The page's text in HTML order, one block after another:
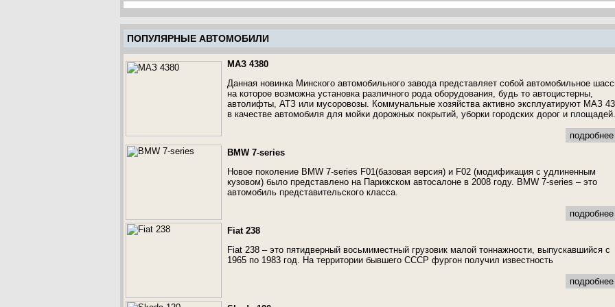
ПОПУЛЯРНЫЕ АВТОМОБИЛИ
МАЗ 4380
Данная новинка Минского автомобильного завода представляет собой автомобильное
на которое возможна установка различного рода оборудования, будь то автоцистерны,
автолифты, АТЗ или мусоровозы. Коммунальные хозяйства активно эксплуатируют МАЗ
в качестве автомобиля для мойки дорожных покрытий, уборки городских дорог и площадей.
BMW 7-series
Новое поколение BMW 7-series F01(базовая версия) и F02 (модификация с удлиненным
кузовом) было представлено на Парижском автосалоне в 2008 году. BMW 7-series – это
автомобиль представительского класса.
Fiat 238
Fiat 238 – это пятидверный восьмиместный грузовик малой тоннажности, выпускавшийся с
1965 по 1983 год. На территории бывшего СССР фургон получил известность